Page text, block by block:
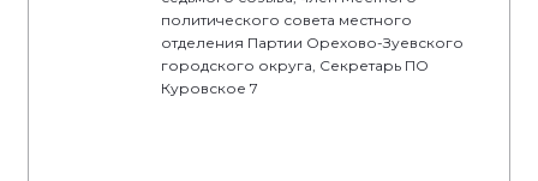
политического совета местного
отделения Партии Орехово-Зуевского
городского округа, Секретарь ПО
Куровское 7